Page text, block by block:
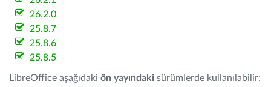
26.2.0
25.8.7
25.8.6
25.8.5
LibreOffice aşağıdaki ön yayındaki sürümlerde kullanılabilir: